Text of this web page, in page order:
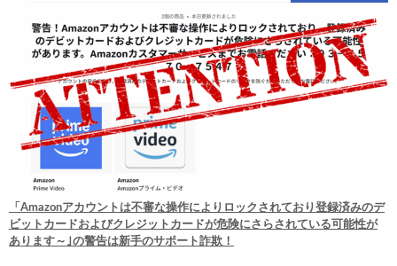
「Amazonアカウントは不審な操作によりロックされており登録済みのデ
ビットカードおよびクレジットカードが危険にさらされている可能性が
あります～｣の警告は新手のサポート詐欺！